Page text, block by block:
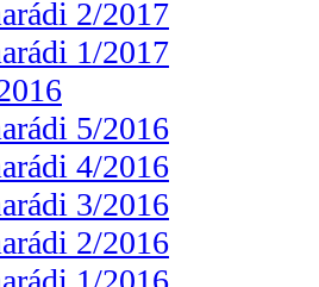
2/2017
1/2017
5/2016
4/2016
3/2016
2/2016